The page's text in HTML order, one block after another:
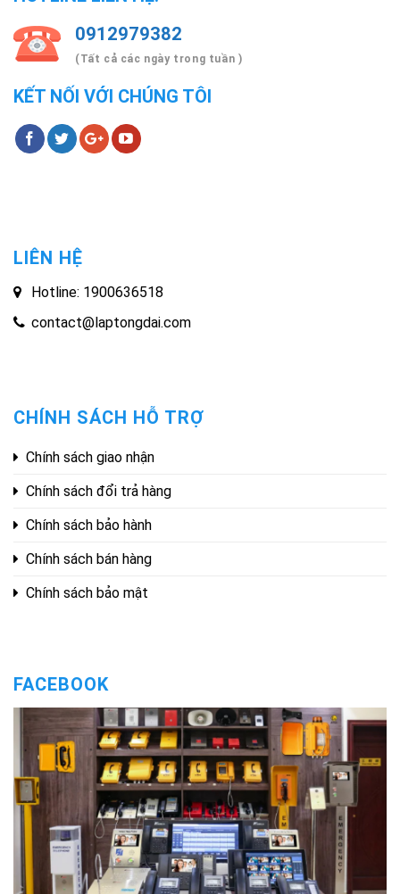
0912979382
(Tất cả các ngày trong tuần )
KẾT NỐI VỚI CHÚNG TÔI
LIÊN HỆ
Hotline: 1900636518
contact@laptongdai.com
CHÍNH SÁCH HỖ TRỢ
Chính sách giao nhận
Chính sách đổi trả hàng
Chính sách bảo hành
Chính sách bán hàng
Chính sách bảo mật
FACEBOOK